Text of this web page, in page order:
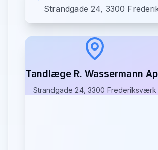
Strandgade 24, 3300
Tandlæge R. Wassermann
Strandgade 24, 3300 Frederiksværk